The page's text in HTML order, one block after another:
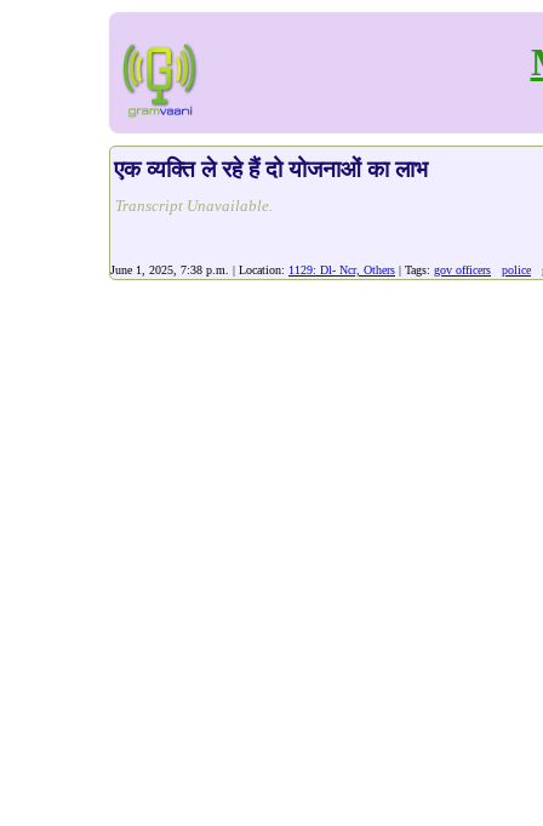
एक व्यक्ति ले रहे हैं दो योजनाओं का लाभ
Transcript Unavailable.
June 1, 2025, 7:38 p.m. | Location: 1129: Dl- Ncr, Others | Tags: gov officers police